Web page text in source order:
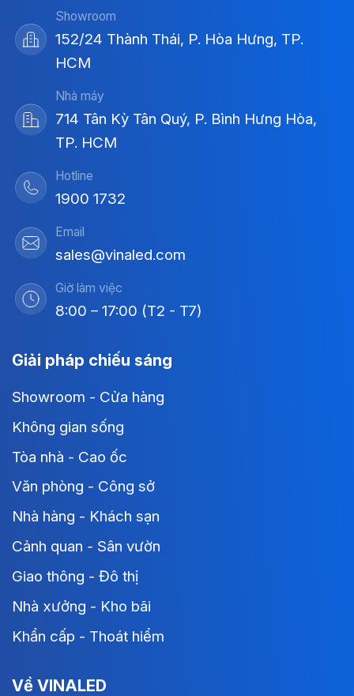
Showroom
152/24 Thành Thái, P. Hòa Hưng, TP.
HCM
Nhà máy
714 Tân Kỳ Tân Quý, P. Bình Hưng Hòa,
TP. HCM
Hotline
1900 1732
Email
sales@vinaled.com
Giờ làm việc
8:00 – 17:00 (T2 - T7)
Giải pháp chiếu sáng
Showroom - Cửa hàng
Không gian sống
Tòa nhà - Cao ốc
Văn phòng - Công sở
Nhà hàng - Khách sạn
Cảnh quan - Sân vườn
Giao thông - Đô thị
Nhà xưởng - Kho bãi
Khẩn cấp - Thoát hiểm
Về VINALED